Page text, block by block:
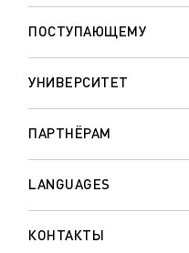
ПОСТУПАЮЩЕМУ
УНИВЕРСИТЕТ
ПАРТНЁРАМ
LANGUAGES
КОНТАКТЫ